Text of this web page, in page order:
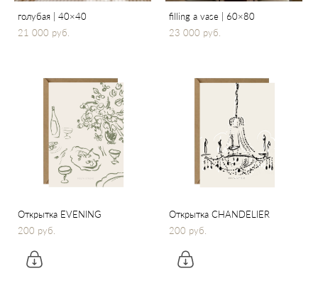
голубая | 40×40
21 000 pуб.
filling a vase | 60×80
23 000 pуб.
Открытка EVENING
200 pуб.
Открытка CHANDELIER
200 pуб.